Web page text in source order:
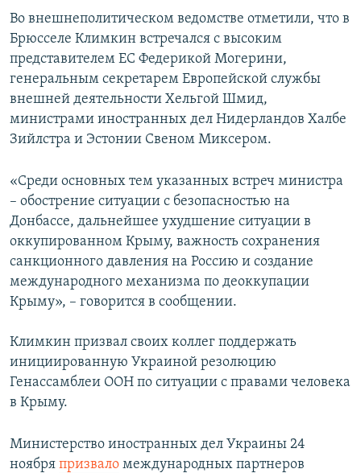
УКРАИНСКАЯ ПРОБЛЕМА КРЫМА
Все сайты RFE/RL
Во внешнеполитическом ведомстве отметили, что в
Брюсселе Климкин встречался с высоким
представителем ЕС Федерикой Могерини,
генеральным секретарем Европейской службы
внешней деятельности Хельгой Шмид,
министрами иностранных дел Нидерландов Халбе
Зийлстра и Эстонии Свеном Миксером.
«Среди основных тем указанных встреч министра
– обострение ситуации с безопасностью на
Донбассе, дальнейшее ухудшение ситуации в
оккупированном Крыму, важность сохранения
санкционного давления на Россию и создание
международного механизма по деоккупации
Крыму», – говорится в сообщении.
Климкин призвал своих коллег поддержать
инициированную Украиной резолюцию
Генассамблеи ООН по ситуации с правами человека
в Крыму.
Министерство иностранных дел Украины 24
ноября призвало международных партнеров